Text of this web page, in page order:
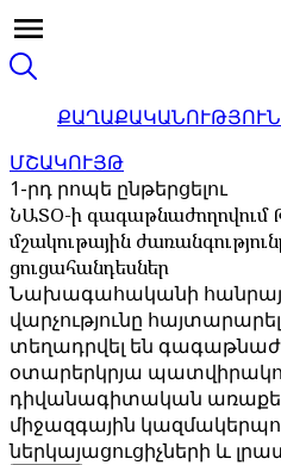
ՔԱՂԱՔԱԿԱՆՈՒԹՅՈՒՆ
ՄՇԱԿՈՒՅԹ
1-րդ րոպե ընթերցելու
ՆԱՏՕ-ի գագաթնաժողովում
մշակութային
ցուցահանդեսներ
Նախագահականի
վարչությունը
տեղադրվել են
օտարերկրյա
դիվանագիտական
միջազգային
ներկայացուցիչների և